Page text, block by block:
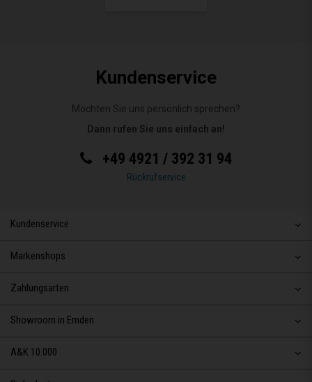
Kundenservice
Möchten Sie uns persönlich sprechen?
Dann rufen Sie uns einfach an!
+49 4921 / 392 31 94
Rückrufservice
Kundenservice
Markenshops
Zahlungsarten
Showroom in Emden
A&K 10.000